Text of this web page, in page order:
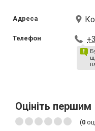
Адреса
Телефон
Оцініть першим
(0